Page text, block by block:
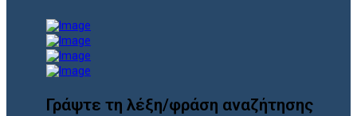
Γράψτε τη λέξη/φράση αναζήτησης